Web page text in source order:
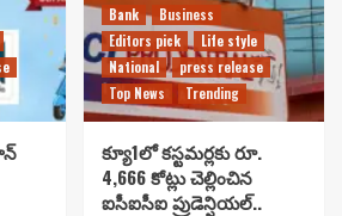
Bank
Business
Editors pick
Life style
National
press release
Top News
Trending
క్యూ1లో కస్టమర్లకు రూ.
4,666 కోట్లు చెల్లించిన
ఐసీఐసీఐ ప్రుడెన్షియల్..